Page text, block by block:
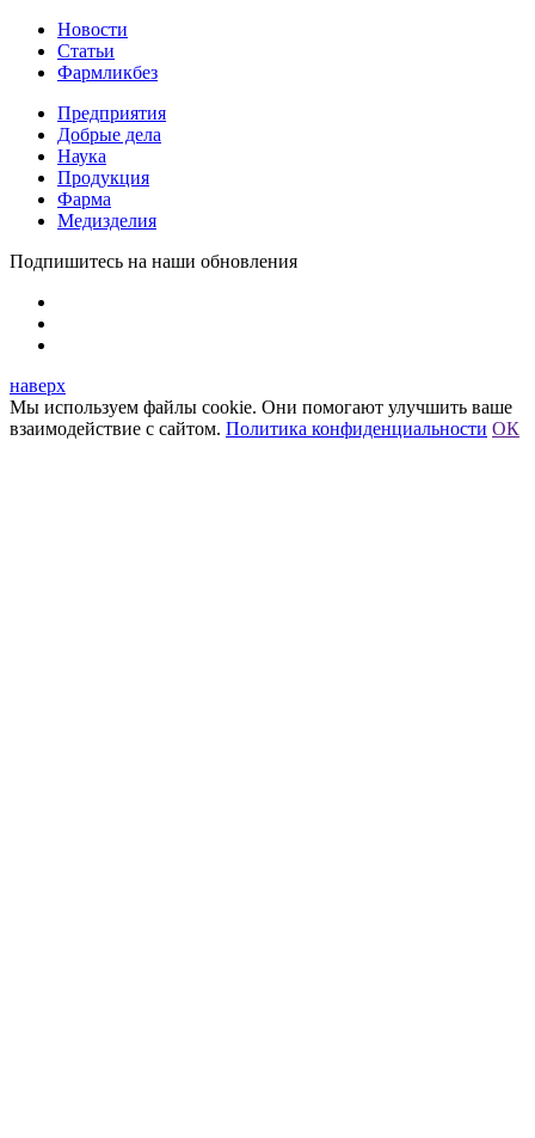
Новости
Статьи
Фармликбез
Предприятия
Добрые дела
Наука
Продукция
Фарма
Медизделия
Подпишитесь на наши обновления
наверх
Мы используем файлы cookie. Они помогают улучшить ваше
взаимодействие с сайтом. Политика конфиденциальности ОК